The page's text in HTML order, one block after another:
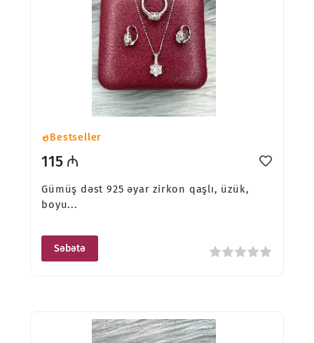
Bestseller
115 ₼
Gümüş dəst 925 əyar zirkon qaşlı, üzük,
boyu...
Səbətə